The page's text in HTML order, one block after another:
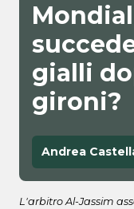
gialli
gironi?
Andrea
L'arbitro Al-Jassim